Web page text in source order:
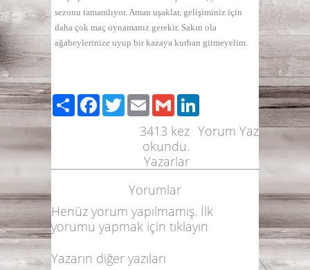
sezonu tamamlıyor. Aman uşaklar, gelişiminiz için
daha çok maç oynamanız gerekir. Sakın ola
ağabeylerinize uyup bir kazaya kurban gitmeyelim.
PaylaşFacebook
TwitterEmailGmail
Yorum Yaz
3413 kez
okundu.
Yazarlar
Yorumlar
Henüz yorum yapılmamış. İlk
yorumu yapmak için tıklayın
Yazarın diğer yazıları